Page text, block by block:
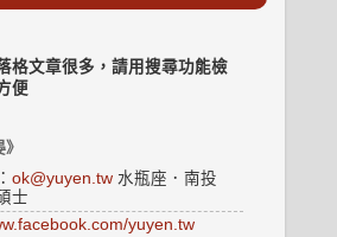
格文章很多，請用搜尋功能檢
便
ok@yuyen.tw 水瓶座．南投
士
yuyen.tw